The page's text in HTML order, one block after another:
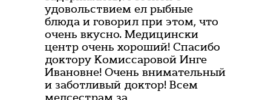
удовольствием ел рыбные
блюда и говорил при этом, что
очень вкусно. Медицински
центр очень хороший! Спасибо
доктору Комиссаровой Инге
Ивановне! Очень внимательный
и заботливый доктор! Всем